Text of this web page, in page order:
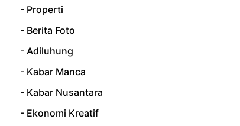
- Properti
- Berita Foto
- Adiluhung
- Kabar Manca
- Kabar Nusantara
- Ekonomi Kreatif